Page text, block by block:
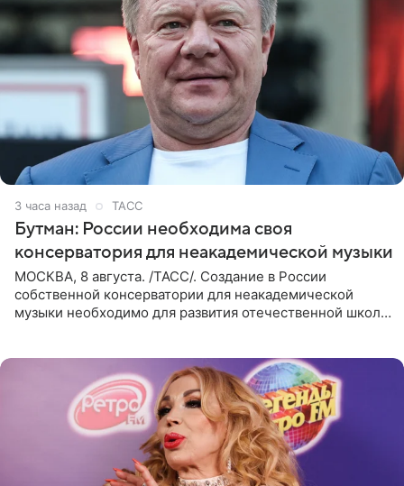
3 часа назад ТАСС
Бутман: России необходима своя
консерватория для неакадемической музыки
МОСКВА, 8 августа. /ТАСС/. Создание в России
собственной консерватории для неакадемической
музыки необходимо для развития отечественной школы